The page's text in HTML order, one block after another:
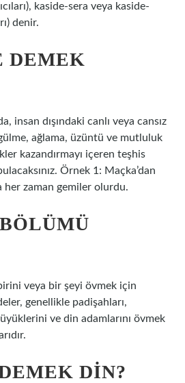
kaside-sera veya kaside-
denir.
DEMEK
insan dışındaki canlı veya cansız
ağlama, üzüntü ve mutluluk
kazandırmayı içeren teşhis
Örnek 1: Maçka’dan
her zaman gemiler olurdu.
veya bir şeyi övmek için
genellikle padişahları,
ve din adamlarını övmek
DIN?